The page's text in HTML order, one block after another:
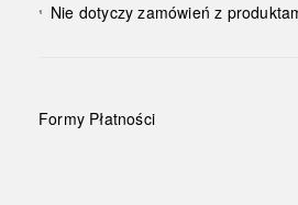
¹ Nie dotyczy zamówień z
Formy Płatności